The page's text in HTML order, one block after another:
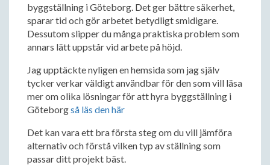
byggställning i Göteborg. Det ger bättre säkerhet,
sparar tid och gör arbetet betydligt smidigare.
Dessutom slipper du många praktiska problem som
annars lätt uppstår vid arbete på höjd.
Jag upptäckte nyligen en hemsida som jag själv
tycker verkar väldigt användbar för den som vill läsa
mer om olika lösningar för att hyra byggställning i
Göteborgså läs den här
Det kan vara ett bra första steg om du vill jämföra
alternativ och förstå vilken typ av ställning som
passar ditt projekt bäst.